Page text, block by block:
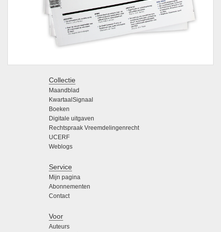
Collectie
Maandblad
KwartaalSignaal
Boeken
Digitale uitgaven
Rechtspraak Vreemdelingenrecht
UCERF
Weblogs
Service
Mijn pagina
Abonnementen
Contact
Voor
Auteurs